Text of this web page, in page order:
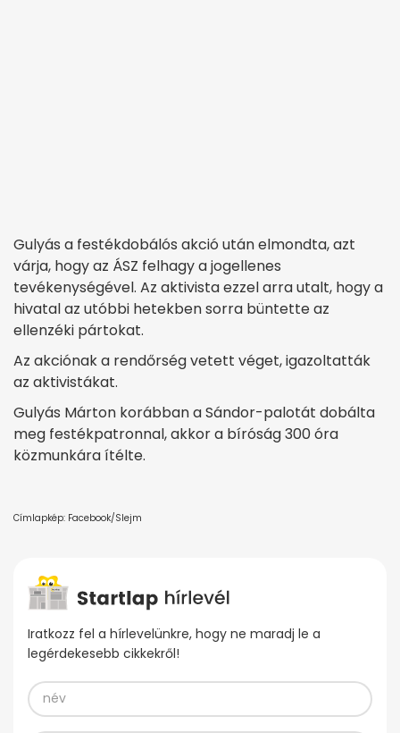
Gulyás a festékdobálós akció után elmondta, azt
várja, hogy az ÁSZ felhagy a jogellenes
tevékenységével. Az aktivista ezzel arra utalt, hogy a
hivatal az utóbbi hetekben sorra büntette az
ellenzéki pártokat.
Az akciónak a rendőrség vetett véget, igazoltatták
az aktivistákat.
Gulyás Márton korábban a Sándor-palotát dobálta
meg festékpatronnal, akkor a bíróság 300 óra
közmunkára ítélte.
Címlapkép: Facebook/Slejm
Iratkozz fel a hírlevelünkre, hogy ne maradj le a
legérdekesebb cikkekről!